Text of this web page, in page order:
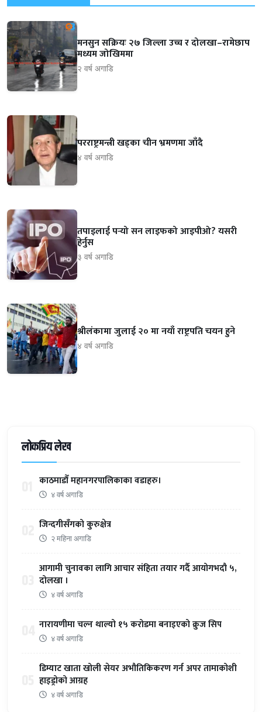
मनसुन सक्रियः २७ जिल्ला उच्च र दोलखा–रामेछाप
मध्यम जोखिममा
२ वर्ष अगाडि
परराष्ट्रमन्त्री खड्का चीन भ्रमणमा जाँदै
४ वर्ष अगाडि
तपाइलाई पर्‍यो सन लाइफको आइपीओ? यसरी
हेर्नुस
३ वर्ष अगाडि
श्रीलंकामा जुलाई २० मा नयाँ राष्ट्रपति चयन हुने
४ वर्ष अगाडि
लोकप्रिय लेख
काठमाडौँ महानगरपालिकाका वडाहरु।
४ वर्ष अगाडि
जिन्दगीसँगको कुरुक्षेत्र
२ महिना अगाडि
आगामी चुनावका लागि आचार संहिता तयार गर्दै आयोगभदौ ५,
दोलखा ।
४ वर्ष अगाडि
नारायणीमा चल्न थाल्यो १५ करोडमा बनाइएको क्रुज सिप
४ वर्ष अगाडि
डिम्याट खाता खोली सेयर अभौतिकिकरण गर्न अपर तामाकोशी
हाइड्रोको आग्रह
४ वर्ष अगाडि